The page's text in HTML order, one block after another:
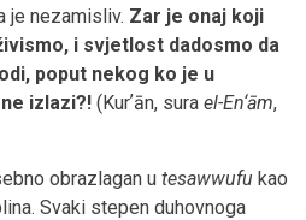
je nezamisliv. Zar je onaj koji
i svjetlost dadosmo da
poput nekog ko je u
izlazi?! (Kurʼān, sura el-En‘ām,
obrazlagan u tesawwufu kao
Svaki stepen duhovnoga